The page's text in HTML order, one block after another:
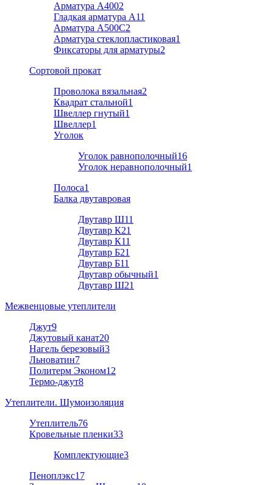
Арматура А4002
Гладкая арматура А11
Арматура A500C2
Арматура стеклопластиковая1
Фиксаторы для арматуры2
Cортовой прокат
Проволока вязальная2
Квадрат стальной1
Швеллер гнутый1
Швеллер1
Уголок
Уголок равнополочный16
Уголок неравнополочный1
Полоса1
Балка двутавровая
Двутавр Ш11
Двутавр К21
Двутавр К11
Двутавр Б21
Двутавр Б11
Двутавр обычный1
Двутавр Ш21
Межвенцовые утеплители
Джут9
Джутовый канат20
Нагель березовый3
Льноватин7
Политерм Эконом12
Термо-джут8
Утеплители. Шумоизоляция
Утеплитель76
Кровельные пленки33
Комплектующие3
Пеноплэкс17